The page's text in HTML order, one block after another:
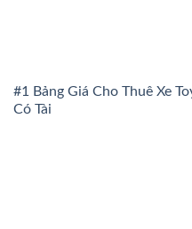
#1 Bảng Giá Cho Thuê Xe
Có Tài